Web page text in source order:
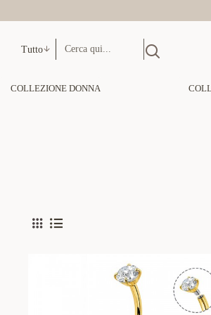
Tutto
COLLEZIONE DONNA